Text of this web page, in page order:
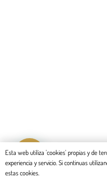
Reserva tu
Esta web utiliza 'cookies' propias y de
experiencia y servicio. Si continuas
estas cookies.